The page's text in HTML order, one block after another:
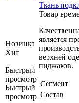
Новинка
Хит
Быстрый
просмотр
Быстрый
просмотр
Ткань
Товар
является
верхней
пиджаков.
Сегмент
Состав